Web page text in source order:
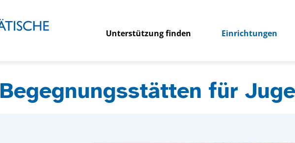
Unterstützung finden Einrichtungen
Begegnungsstätten für